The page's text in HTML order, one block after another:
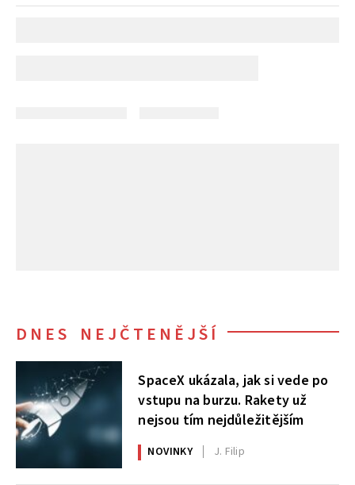
DNES NEJČTENĚJŠÍ
SpaceX ukázala, jak si vede po
vstupu na burzu. Rakety už
nejsou tím nejdůležitějším
NOVINKY J. Filip